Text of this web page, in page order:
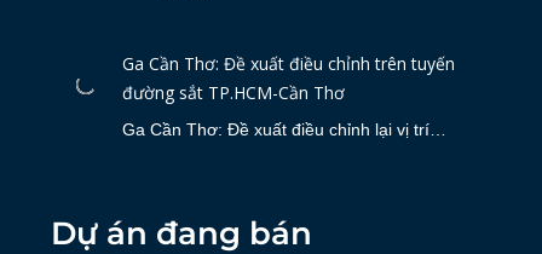
Ga Cần Thơ: Đề xuất điều chỉnh trên tuyến
đường sắt TP.HCM-Cần Thơ
Ga Cần Thơ: Đề xuất điều chỉnh lại vị trí…
Dự án đang bán